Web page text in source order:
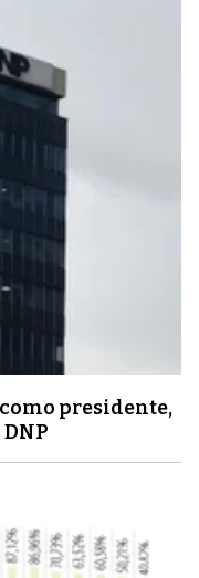
presidente,